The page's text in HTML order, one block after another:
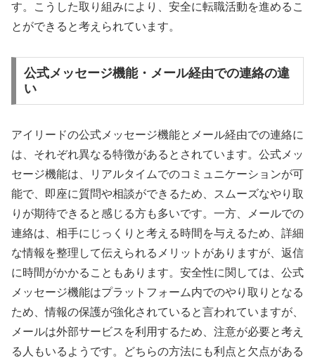
す。こうした取り組みにより、安全に転職活動を進めるこ
とができると考えられています。
公式メッセージ機能・メール経由での連絡の違
い
アイリードの公式メッセージ機能とメール経由での連絡に
は、それぞれ異なる特徴があるとされています。公式メッ
セージ機能は、リアルタイムでのコミュニケーションが可
能で、即座に質問や相談ができるため、スムーズなやり取
りが期待できると感じる方も多いです。一方、メールでの
連絡は、相手にじっくりと考える時間を与えるため、詳細
な情報を整理して伝えられるメリットがありますが、返信
に時間がかかることもあります。安全性に関しては、公式
メッセージ機能はプラットフォーム内でのやり取りとなる
ため、情報の保護が強化されていると言われていますが、
メールは外部サービスを利用するため、注意が必要と考え
る人もいるようです。どちらの方法にも利点と欠点がある